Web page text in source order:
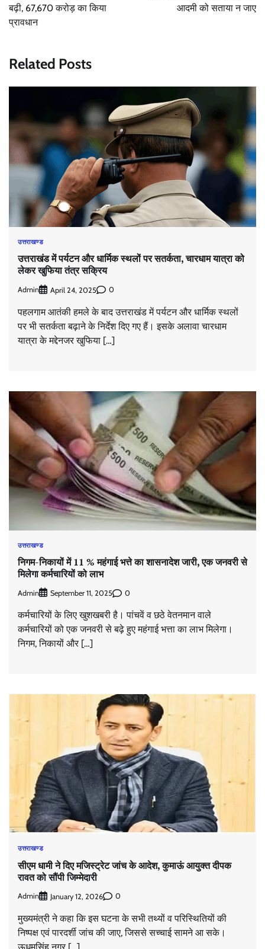
बढ़ी, 67,670 करोड़ का किया
प्रावधान
आदमी को सताया न जाए
Related Posts
उत्तराखण्ड
उत्तराखंड में पर्यटन और धार्मिक स्थलों पर सतर्कता, चारधाम यात्रा को
लेकर खुफिया तंत्र सक्रिय
Admin April 24, 2025 0
पहलगाम आतंकी हमले के बाद उत्तराखंड में पर्यटन और धार्मिक स्थलों
पर भी सतर्कता बढ़ाने के निर्देश दिए गए हैं। इसके अलावा चारधाम
यात्रा के मद्देनजर खुफिया […]
उत्तराखण्ड
निगम-निकायों में 11 % महंगाई भत्ते का शासनादेश जारी, एक जनवरी से
मिलेगा कर्मचारियों को लाभ
Admin September 11, 2025 0
कर्मचारियों के लिए खुशखबरी है। पांचवें व छठे वेतनमान वाले
कर्मचारियों को एक जनवरी से बढ़े हुए महंगाई भत्ता का लाभ मिलेगा।
निगम, निकायों और […]
उत्तराखण्ड
सीएम धामी ने दिए मजिस्ट्रेट जांच के आदेश, कुमाऊं आयुक्त दीपक
रावत को सौंपी जिम्मेदारी
Admin January 12, 2026 0
मुख्यमंत्री ने कहा कि इस घटना के सभी तथ्यों व परिस्थितियों की
निष्पक्ष एवं पारदर्शी जांच की जाए, जिससे सच्चाई सामने आ सके।